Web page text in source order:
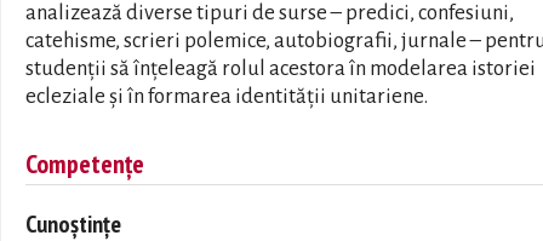
analizează diverse tipuri de surse – predici, confesiuni,
catehisme, scrieri polemice, autobiografii, jurnale –
studenții să înțeleagă rolul acestora în modelarea istoriei
ecleziale și în formarea identității unitariene.
Competențe
Cunoștințe